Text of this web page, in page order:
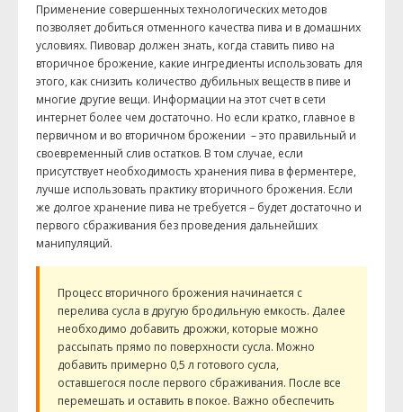
Применение совершенных технологических методов
позволяет добиться отменного качества пива и в домашних
условиях. Пивовар должен знать, когда ставить пиво на
вторичное брожение, какие ингредиенты использовать для
этого, как снизить количество дубильных веществ в пиве и
многие другие вещи. Информации на этот счет в сети
интернет более чем достаточно. Но если кратко, главное в
первичном и во вторичном брожении – это правильный и
своевременный слив остатков. В том случае, если
присутствует необходимость хранения пива в ферментере,
лучше использовать практику вторичного брожения. Если
же долгое хранение пива не требуется – будет достаточно и
первого сбраживания без проведения дальнейших
манипуляций.
Процесс вторичного брожения начинается с
перелива сусла в другую бродильную емкость. Далее
необходимо добавить дрожжи, которые можно
рассыпать прямо по поверхности сусла. Можно
добавить примерно 0,5 л готового сусла,
оставшегося после первого сбраживания. После все
перемешать и оставить в покое. Важно обеспечить